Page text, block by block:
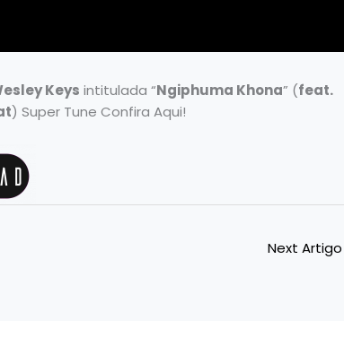
Keys intitulada “Ngiphuma Khona” (feat.
) Super Tune Confira Aqui!
Next Artigo